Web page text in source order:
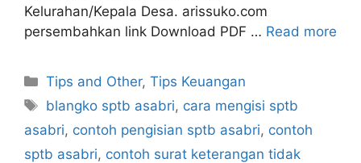
Kelurahan/Kepala Desa. arissuko.com
persembahkan link Download PDF … Read more
Categories
Tips and Other,Tips Keuangan
Tags
blangko sptb asabri, cara mengisi sptb
asabri, contoh pengisian sptb asabri, contoh
sptb asabri, contoh surat keterangan tidak